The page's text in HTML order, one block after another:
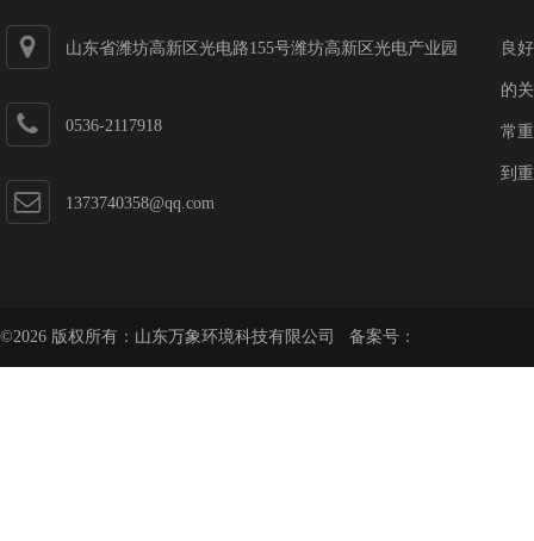
山东省潍坊高新区光电路155号潍坊高新区光电产业园
0536-2117918
1373740358@qq.com
良
的
常
到
©2026 版权所有：山东万象环境科技有限公司 备案号：